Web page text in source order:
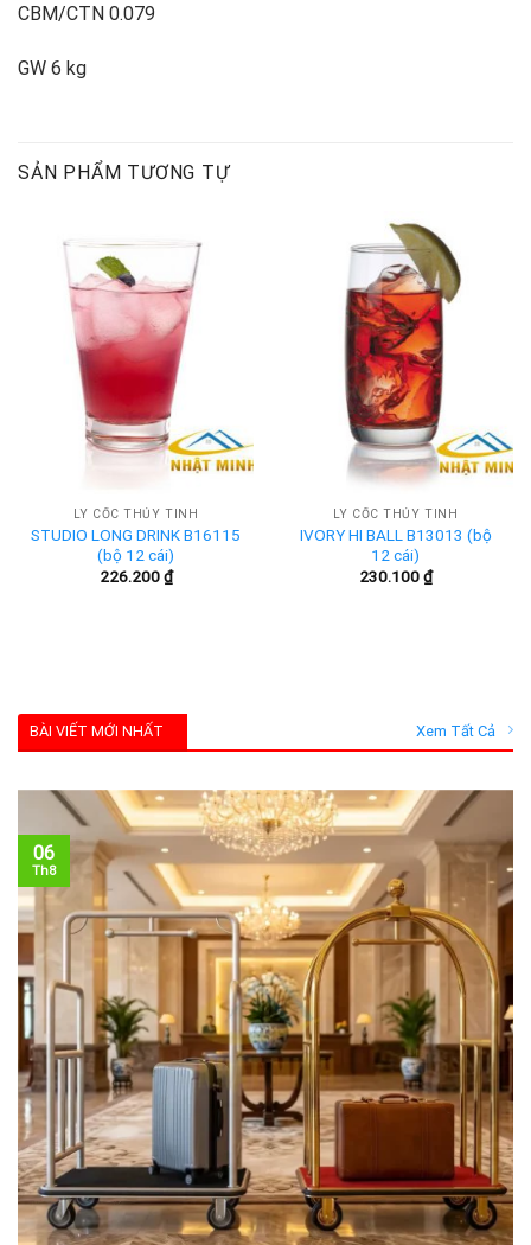
CBM/CTN 0.079
GW 6 kg
SẢN PHẨM TƯƠNG TỰ
LY CỐC THỦY TINH
STUDIO LONG DRINK B16115
(bộ 12 cái)
226.200₫
LY CỐC THỦY TINH
IVORY HI BALL B13013 (bộ
12 cái)
230.100₫
BÀI VIẾT MỚI NHẤT Xem Tất Cả
06
Th8